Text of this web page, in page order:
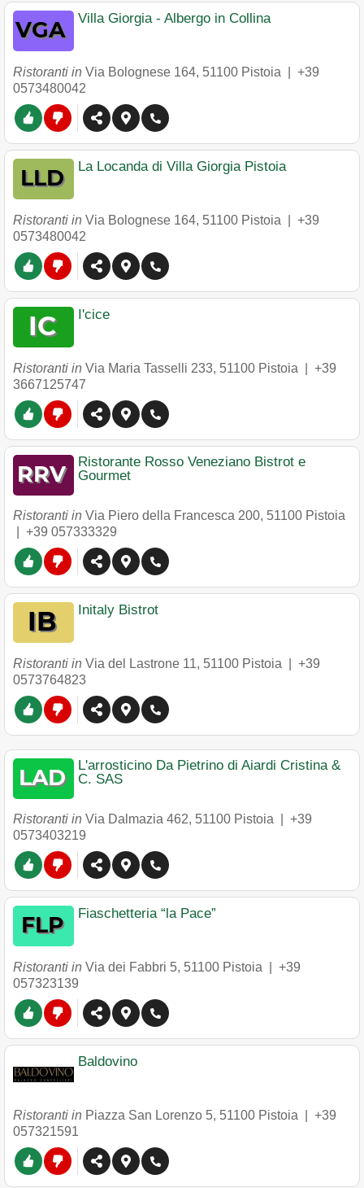
Villa Giorgia - Albergo in Collina
Ristoranti in Via Bolognese 164, 51100 Pistoia
+39
0573480042
La Locanda di Villa Giorgia Pistoia
Ristoranti in Via Bolognese 164, 51100 Pistoia
+39
0573480042
I'cice
Ristoranti in Via Maria Tasselli 233, 51100 Pistoia
+39
3667125747
Ristorante Rosso Veneziano Bistrot e
Gourmet
Ristoranti in Via Piero della Francesca 200, 51100 Pistoia
+39 057333329
Initaly Bistrot
Ristoranti in Via del Lastrone 11, 51100 Pistoia
+39
0573764823
L'arrosticino Da Pietrino di Aiardi Cristina &
C. SAS
Ristoranti in Via Dalmazia 462, 51100 Pistoia
+39
0573403219
Fiaschetteria “la Pace”
Ristoranti in Via dei Fabbri 5, 51100 Pistoia
+39
057323139
Baldovino
Ristoranti in Piazza San Lorenzo 5, 51100 Pistoia
+39
057321591